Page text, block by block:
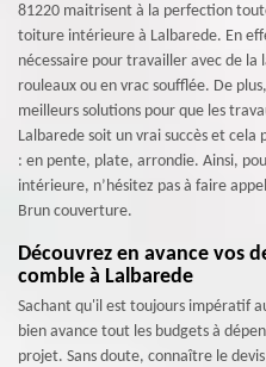
81220 maitrisent à la perfection
toiture intérieure à Lalbarede. En
nécessaire pour travailler avec de
rouleaux ou en vrac soufflée. De
meilleurs solutions pour que les
Lalbarede soit un vrai succès et
: en pente, plate, arrondie. Ainsi,
intérieure, n’hésitez pas à faire
Brun couverture.
Découvrez en avance vos
comble à Lalbarede
Sachant qu'il est toujours impératif
bien avance tout les budgets à
projet. Sans doute, connaître le